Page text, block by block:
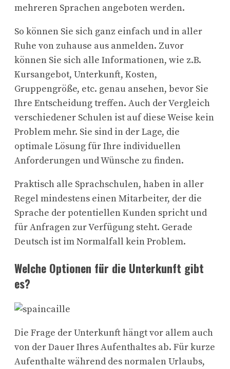
mehreren Sprachen angeboten werden.
So können Sie sich ganz einfach und in aller
Ruhe von zuhause aus anmelden. Zuvor
können Sie sich alle Informationen, wie z.B.
Kursangebot, Unterkunft, Kosten,
Gruppengröße, etc. genau ansehen, bevor Sie
Ihre Entscheidung treffen. Auch der Vergleich
verschiedener Schulen ist auf diese Weise kein
Problem mehr. Sie sind in der Lage, die
optimale Lösung für Ihre individuellen
Anforderungen und Wünsche zu finden.
Praktisch alle Sprachschulen, haben in aller
Regel mindestens einen Mitarbeiter, der die
Sprache der potentiellen Kunden spricht und
für Anfragen zur Verfügung steht. Gerade
Deutsch ist im Normalfall kein Problem.
Welche Optionen für die Unterkunft gibt
es?
Die Frage der Unterkunft hängt vor allem auch
von der Dauer Ihres Aufenthaltes ab. Für kurze
Aufenthalte während des normalen Urlaubs,